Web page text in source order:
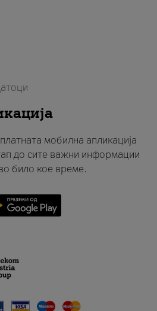
мобилна апликација
до сите важни информации
било кое време.